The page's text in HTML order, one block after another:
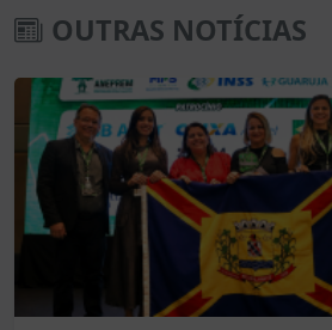
OUTRAS NOTÍCIAS